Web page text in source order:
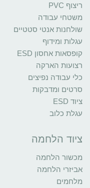
ריצוף PVC
משטחי עבודה
שולחנות אנטי סטטיים
עגלות ומידוף
קופסאות אחסון ESD
רצועות הארקה
כלי עבודה נפיצים
סרטים ומדבקות
ציוד ESD
עגלת כלוב
ציוד הלחמה
מכשור הלחמה
אביזרי הלחמה
מלחמים